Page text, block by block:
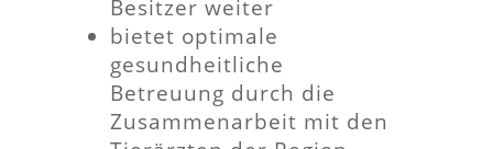
Besitzer weiter
bietet optimale
gesundheitliche
Betreuung durch die
Zusammenarbeit mit den